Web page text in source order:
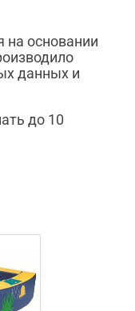
на основании
данных и
до 10